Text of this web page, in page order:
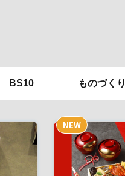
BS10 ものづくり